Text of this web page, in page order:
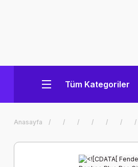
Tüm Kategoriler
Anasayfa